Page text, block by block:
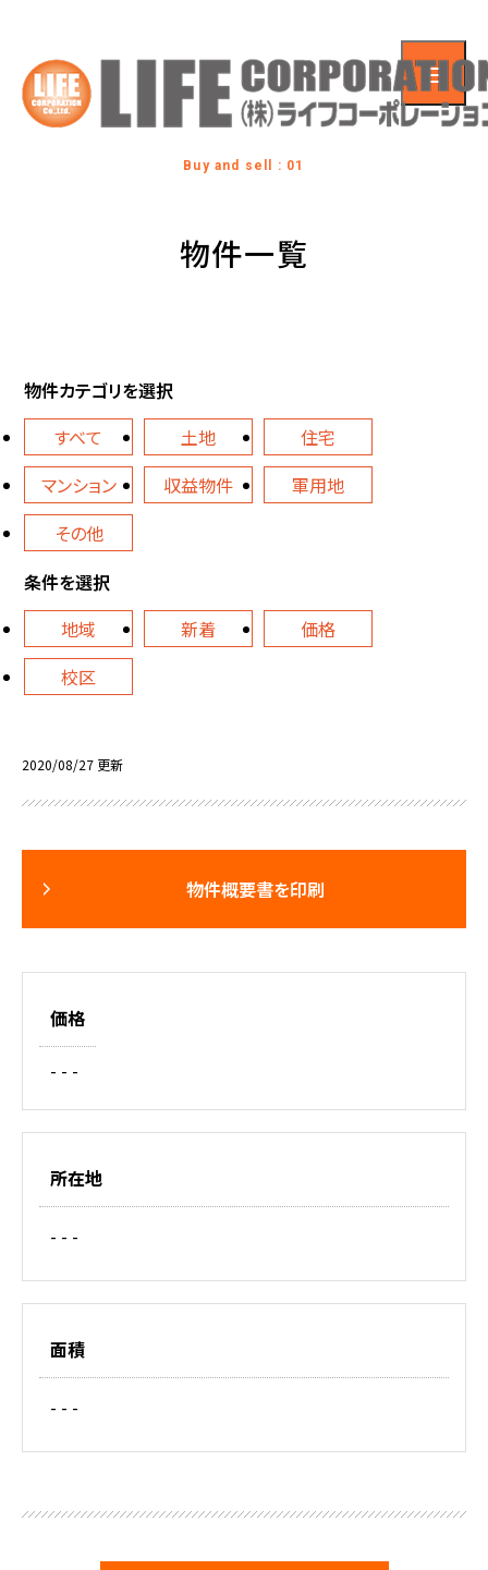
Buy and sell : 01
物件一覧
物件カテゴリを選択
すべて
土地
住宅
マンション
収益物件
軍用地
その他
条件を選択
地域
新着
価格
校区
2020/08/27 更新
物件概要書を印刷
価格
- - -
所在地
- - -
面積
- - -